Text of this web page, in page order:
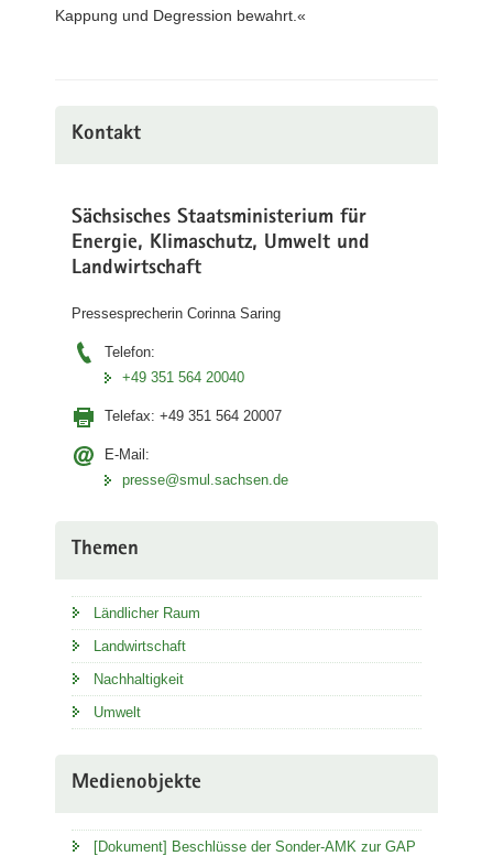
Kappung und Degression bewahrt.«
Kontakt
Sächsisches Staatsministerium für
Energie, Klimaschutz, Umwelt und
Landwirtschaft
Pressesprecherin Corinna Saring
Telefon:
+49 351 564 20040
Telefax: +49 351 564 20007
E-Mail:
presse@smul.sachsen.de
Themen
Ländlicher Raum
Landwirtschaft
Nachhaltigkeit
Umwelt
Medienobjekte
[Dokument] Beschlüsse der Sonder-AMK zur GAP